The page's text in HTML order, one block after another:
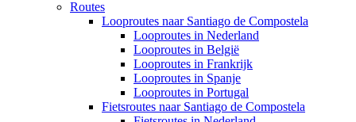
Routes
Looproutes naar Santiago de Compostela
Looproutes in Nederland
Looproutes in België
Looproutes in Frankrijk
Looproutes in Spanje
Looproutes in Portugal
Fietsroutes naar Santiago de Compostela